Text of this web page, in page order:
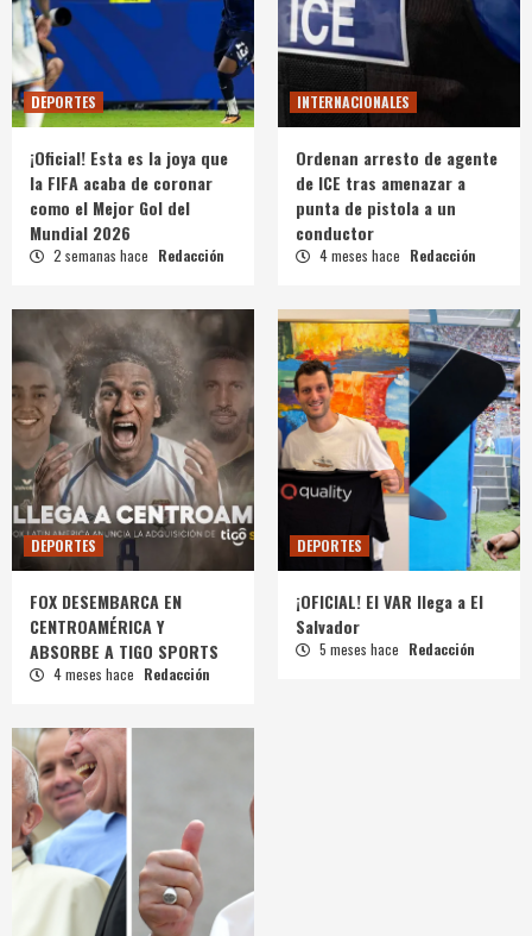
DEPORTES
¡Oficial! Esta es la joya que
la FIFA acaba de coronar
como el Mejor Gol del
Mundial 2026
2 semanas hace Redacción
INTERNACIONALES
Ordenan arresto de agente
de ICE tras amenazar a
punta de pistola a un
conductor
4 meses hace Redacción
DEPORTES
FOX DESEMBARCA EN
CENTROAMÉRICA Y
ABSORBE A TIGO SPORTS
4 meses hace Redacción
DEPORTES
¡OFICIAL! El VAR llega a El
Salvador
5 meses hace Redacción